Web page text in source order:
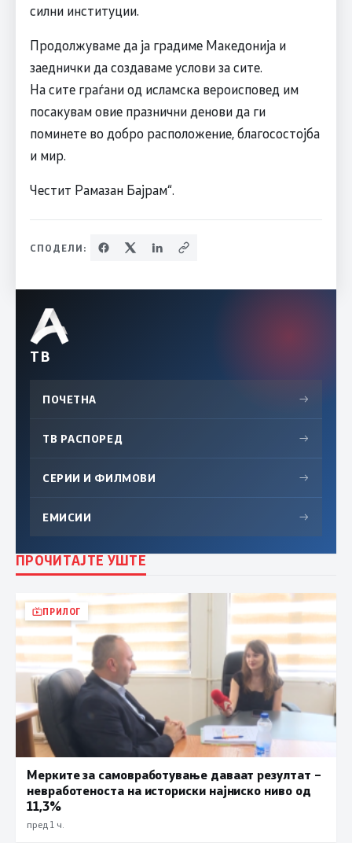
силни институции.
Продолжуваме да ја градиме Македонија и
заеднички да создаваме услови за сите.
На сите граѓани од исламска вероисповед им
посакувам овие празнични денови да ги
поминете во добро расположение, благосостојба
и мир.
Честит Рамазан Бајрам“.
СПОДЕЛИ:
ТВ
ПОЧЕТНА →
ТВ РАСПОРЕД →
СЕРИИ И ФИЛМОВИ →
ЕМИСИИ →
ПРОЧИТАЈТЕ УШТЕ
ПРИЛОГ
Мерките за самовработување даваат резултат –
невработеноста на историски најниско ниво од
11,3%
пред 1 ч.